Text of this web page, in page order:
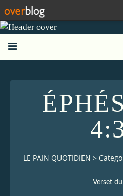
LE PAIN QUOTIDIEN >
Verset